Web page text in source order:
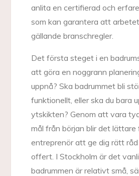
anlita en certifierad och
som kan garantera att
gällande branschregler.
Det första steget i en
att göra en noggrann
uppnå? Ska badrummet bli
funktionellt, eller ska du bara
ytskikten? Genom att vara
mål från början blir det lättare
entreprenör att ge dig rätt
offert. I Stockholm är det
badrummen är relativt små,